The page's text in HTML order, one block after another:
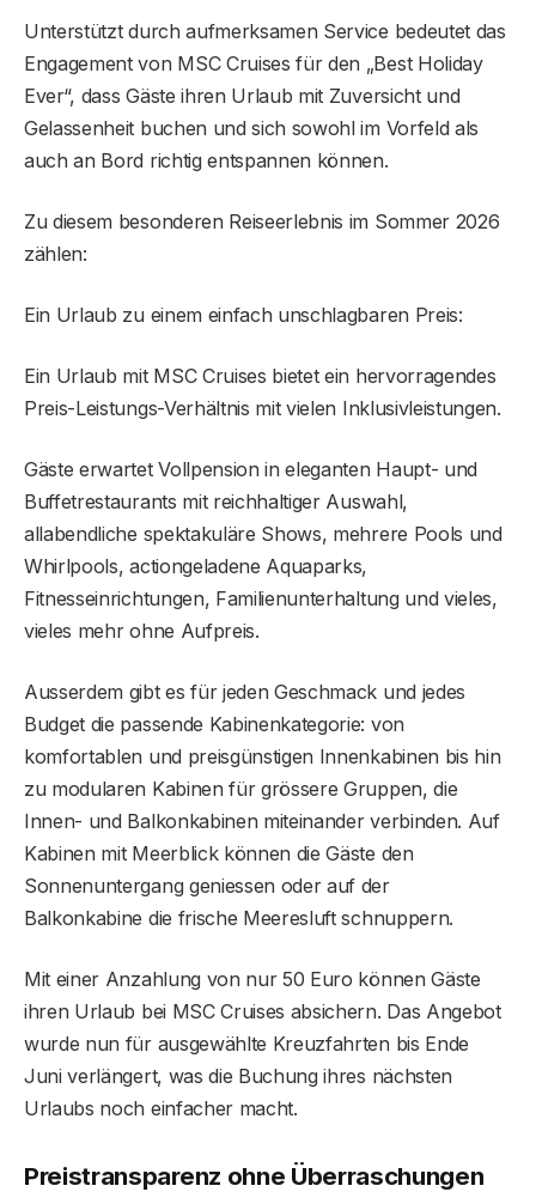
Unterstützt durch aufmerksamen Service bedeutet das
Engagement von MSC Cruises für den „Best Holiday
Ever“, dass Gäste ihren Urlaub mit Zuversicht und
Gelassenheit buchen und sich sowohl im Vorfeld als
auch an Bord richtig entspannen können.
Zu diesem besonderen Reiseerlebnis im Sommer 2026
zählen:
Ein Urlaub zu einem einfach unschlagbaren Preis:
Ein Urlaub mit MSC Cruises bietet ein hervorragendes
Preis-Leistungs-Verhältnis mit vielen Inklusivleistungen.
Gäste erwartet Vollpension in eleganten Haupt- und
Buffetrestaurants mit reichhaltiger Auswahl,
allabendliche spektakuläre Shows, mehrere Pools und
Whirlpools, actiongeladene Aquaparks,
Fitnesseinrichtungen, Familienunterhaltung und vieles,
vieles mehr ohne Aufpreis.
Ausserdem gibt es für jeden Geschmack und jedes
Budget die passende Kabinenkategorie: von
komfortablen und preisgünstigen Innenkabinen bis hin
zu modularen Kabinen für grössere Gruppen, die
Innen- und Balkonkabinen miteinander verbinden. Auf
Kabinen mit Meerblick können die Gäste den
Sonnenuntergang geniessen oder auf der
Balkonkabine die frische Meeresluft schnuppern.
Mit einer Anzahlung von nur 50 Euro können Gäste
ihren Urlaub bei MSC Cruises absichern. Das Angebot
wurde nun für ausgewählte Kreuzfahrten bis Ende
Juni verlängert, was die Buchung ihres nächsten
Urlaubs noch einfacher macht.
Preistransparenz ohne Überraschungen